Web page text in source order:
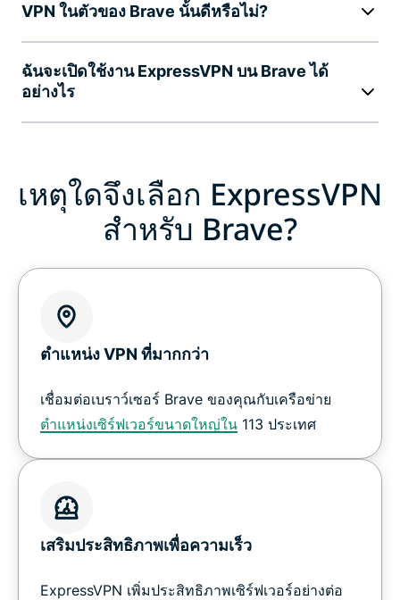
VPN ในตัวของ Brave นั้นดีหรือไม่?
ฉันจะเปิดใช้งาน ExpressVPN บน Brave ได้
อย่างไร
เหตุใดจึงเลือก ExpressVPN
สำหรับ Brave?
ตำแหน่ง VPN ที่มากกว่า
เชื่อมต่อเบราว์เซอร์ Brave ของคุณกับเครือข่าย
ตำแหน่งเซิร์ฟเวอร์ขนาดใหญ่ใน 113 ประเทศ
เสริมประสิทธิภาพเพื่อความเร็ว
ExpressVPN เพิ่มประสิทธิภาพเซิร์ฟเวอร์อย่างต่อ